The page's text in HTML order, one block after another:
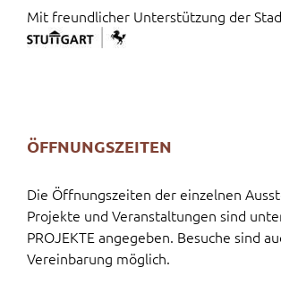
Mit freundlicher Unterstützung der
ÖFFNUNGSZEITEN
Die Öffnungszeiten der einzelnen
Projekte und Veranstaltungen sind
PROJEKTE angegeben. Besuche sind
Vereinbarung möglich.